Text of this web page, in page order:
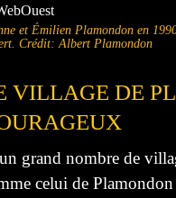
et Émilien Plamondon en
Crédit: Albert Plamondon
VILLAGE DE
grand nombre de
celui de